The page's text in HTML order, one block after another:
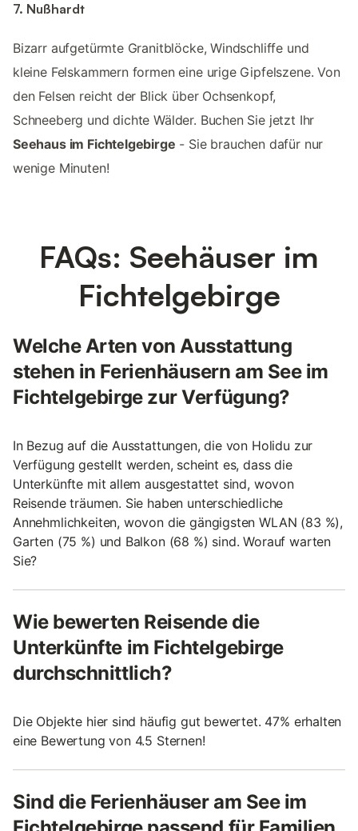
7. Nußhardt
Bizarr aufgetürmte Granitblöcke, Windschliffe und
kleine Felskammern formen eine urige Gipfelszene. Von
den Felsen reicht der Blick über Ochsenkopf,
Schneeberg und dichte Wälder. Buchen Sie jetzt Ihr
Seehaus im Fichtelgebirge - Sie brauchen dafür nur
wenige Minuten!
FAQs: Seehäuser im
Fichtelgebirge
Welche Arten von Ausstattung
stehen in Ferienhäusern am See im
Fichtelgebirge zur Verfügung?
In Bezug auf die Ausstattungen, die von Holidu zur
Verfügung gestellt werden, scheint es, dass die
Unterkünfte mit allem ausgestattet sind, wovon
Reisende träumen. Sie haben unterschiedliche
Annehmlichkeiten, wovon die gängigsten WLAN (83 %),
Garten (75 %) und Balkon (68 %) sind. Worauf warten
Sie?
Wie bewerten Reisende die
Unterkünfte im Fichtelgebirge
durchschnittlich?
Die Objekte hier sind häufig gut bewertet. 47% erhalten
eine Bewertung von 4.5 Sternen!
Sind die Ferienhäuser am See im